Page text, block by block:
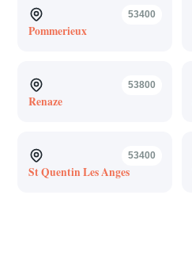
53400
Pommerieux
53800
Renaze
53400
St Quentin Les Anges